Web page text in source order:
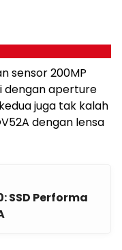
sensor 200MP
dengan aperture
juga tak kalah
dengan lensa
SSD Performa